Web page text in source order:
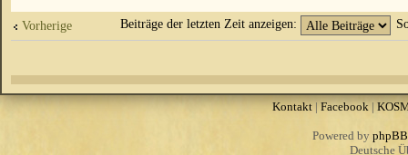
Vorherige Beiträge der letzten Zeit anzeigen:
Kontakt|Facebook|
Powered by phpBB
Deutsche